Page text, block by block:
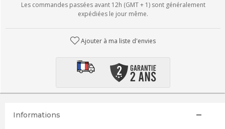
Les commandes passées avant 12h (GMT + 1) sont généralement
expédiées le jour même.
Ajouter à ma liste d'envies
Informations